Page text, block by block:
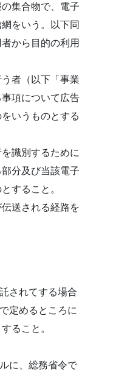
集合物で、電子
をいう。以下同
から目的の利用
者（以下「事業
項について広告
いうものとする
識別するために
分及び当該電子
すること。
送される経路を
されてする場合
定めるところに
ること。
に、総務省令で